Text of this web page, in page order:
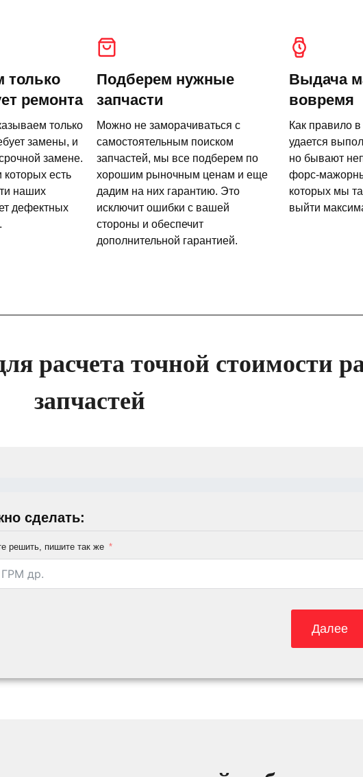
только
ремонта
только
замены, и
замене.
есть
наших
дефектных
Подберем нужные
запчасти
Можно не заморачиваться с
самостоятельным поиском
запчастей, мы все подберем по
хорошим рыночным ценам и еще
дадим на них гарантию. Это
исключит ошибки с вашей
стороны и обеспечит
дополнительной гарантией.
Выдача
вовремя
Как правило
удается
но бывают
форс-
которых мы
выйти
расчета точной стоимости
запчастей
сделать:
решить, пишите так же
Далее